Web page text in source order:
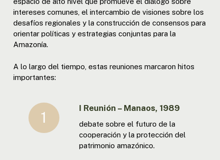
intereses comunes, el intercambio de visiones sobre los
desafíos regionales y la construcción de consensos para
orientar políticas y estrategias conjuntas para la
Amazonía.
A lo largo del tiempo, estas reuniones marcaron hitos
importantes:
I Reunión – Manaos, 1989
debate sobre el futuro de la
cooperación y la protección del
patrimonio amazónico.